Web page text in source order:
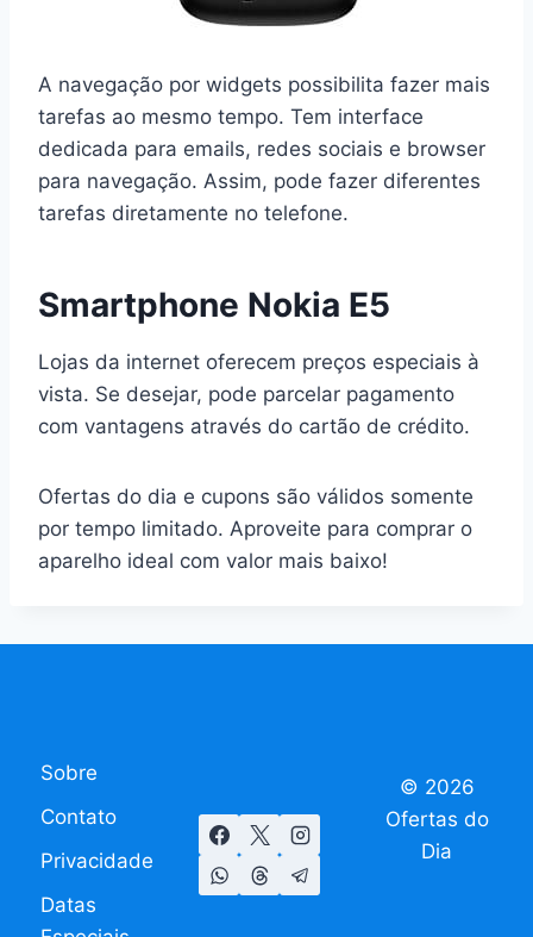
A navegação por widgets possibilita fazer mais
tarefas ao mesmo tempo. Tem interface
dedicada para emails, redes sociais e browser
para navegação. Assim, pode fazer diferentes
tarefas diretamente no telefone.
Smartphone Nokia E5
Lojas da internet oferecem preços especiais à
vista. Se desejar, pode parcelar pagamento
com vantagens através do cartão de crédito.
Ofertas do dia e cupons são válidos somente
por tempo limitado. Aproveite para comprar o
aparelho ideal com valor mais baixo!
Sobre
Contato
Privacidade
Datas
© 2026
Ofertas do
Dia